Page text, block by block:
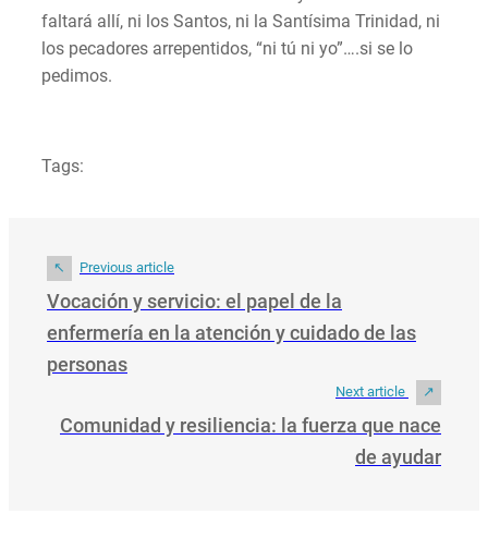
faltará allí, ni los Santos, ni la Santísima Trinidad, ni
los pecadores arrepentidos, “ni tú ni yo”….si se lo
pedimos.
Tags:
Previous article
Vocación y servicio: el papel de la
enfermería en la atención y cuidado de las
personas
Next article
Comunidad y resiliencia: la fuerza que nace
de ayudar